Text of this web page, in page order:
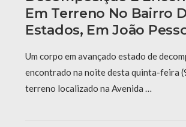
Em Terreno No Bairro
Estados, Em João
Um corpo em avançado estado de
encontrado na noite desta quinta-feira
terreno localizado na Avenida …